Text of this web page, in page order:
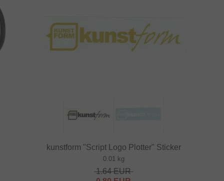
kunstform "Script Logo Plotter" Sticker
0.01 kg
1.64EUR